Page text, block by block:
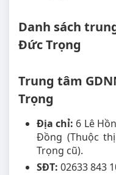
Danh sách
Đức Trọng
Trung tâm
Trọng
Địa chỉ: 6 Lê
Đồng (Thuộc
Trọng cũ).
SĐT: 02633 843